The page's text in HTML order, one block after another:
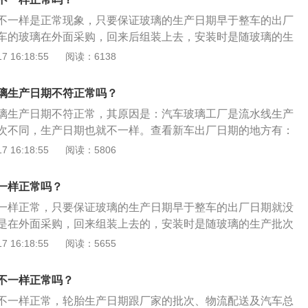
在正常情况下，全车玻璃的生产日期与整车生产日期接
璃与其它玻璃生产日期差距较大，则说明该块玻璃被更换
一样是正常现象，只要保证玻璃的生产日期早于整车的出厂
的玻璃在外面采购，回来后组装上去，安装时是随玻璃的生
以日期不一样是正常的现象。车玻璃生产日期的看法是：
示月份；2、圆点可以在数字的前方，也可以在数字的后
方为下半年，用13减去数字后面的圆点个数就是下半年的
16:18:55 阅读：6138
生产日期不符正常吗？
生产日期不符正常，其原因是：汽车玻璃工厂是流水线生产
不同，生产日期也就不一样。查看新车出厂日期的地方有：
汽车铭牌；3、说明书及相关合格证；4、通过挡风玻璃的商
2、数字代表的是年份，圆点代表的是月份，圆点在数字前
字后面的圆点个数是下半年的月份。
16:18:55 阅读：5806
样正常吗？
样正常，只要保证玻璃的生产日期早于整车的出厂日期就没
在外面采购，回来组装上去的，安装时是随玻璃的生产批次
不一样是正常的。车玻璃生产日期的看法是：1、目前市面
以在数字的前方，也可以在数字的后方，圆点在数字前方
16:18:55 阅读：5655
一样正常吗？
一样正常，轮胎生产日期跟厂家的批次、物流配送及汽车总